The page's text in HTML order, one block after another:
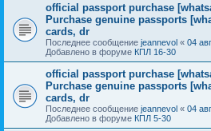
official passport purchase
Purchase genuine passports
cards, dr
Последнее сообщение jeannevol « 04
Добавлено в форуме КПЛ 16-30
official passport purchase
Purchase genuine passports
cards, dr
Последнее сообщение jeannevol « 04
Добавлено в форуме КПЛ 5-30